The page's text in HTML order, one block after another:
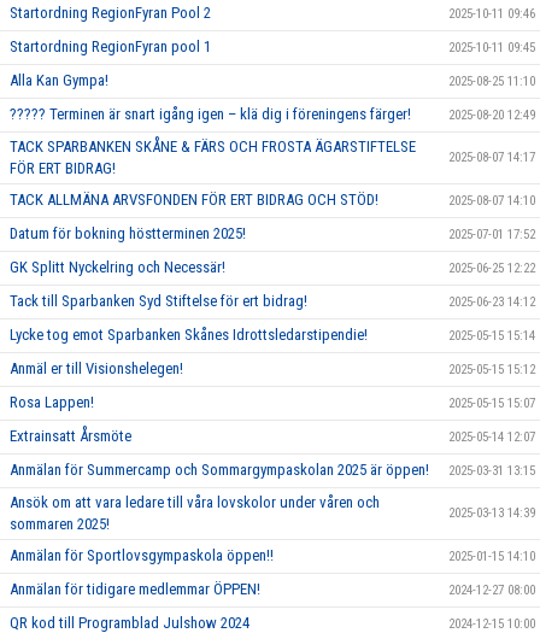
Startordning RegionFyran Pool 2 2025-10-11 09:46
Startordning RegionFyran pool 1 2025-10-11 09:45
Alla Kan Gympa! 2025-08-25 11:10
????? Terminen är snart igång igen – klä dig i föreningens färger! 2025-08-20 12:49
TACK SPARBANKEN SKÅNE & FÄRS OCH FROSTA ÄGARSTIFTELSE
FÖR ERT BIDRAG!
2025-08-07 14:17
TACK ALLMÄNA ARVSFONDEN FÖR ERT BIDRAG OCH STÖD! 2025-08-07 14:10
Datum för bokning höstterminen 2025! 2025-07-01 17:52
GK Splitt Nyckelring och Necessär! 2025-06-25 12:22
Tack till Sparbanken Syd Stiftelse för ert bidrag! 2025-06-23 14:12
Lycke tog emot Sparbanken Skånes Idrottsledarstipendie! 2025-05-15 15:14
Anmäl er till Visionshelegen! 2025-05-15 15:12
Rosa Lappen! 2025-05-15 15:07
Extrainsatt Årsmöte 2025-05-14 12:07
Anmälan för Summercamp och Sommargympaskolan 2025 är öppen! 2025-03-31 13:15
Ansök om att vara ledare till våra lovskolor under våren och
sommaren 2025!
2025-03-13 14:39
Anmälan för Sportlovsgympaskola öppen!! 2025-01-15 14:10
Anmälan för tidigare medlemmar ÖPPEN! 2024-12-27 08:00
QR kod till Programblad Julshow 2024 2024-12-15 10:00